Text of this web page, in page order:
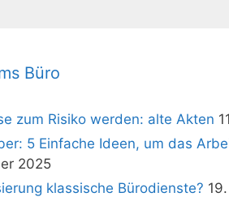
Büro
zum Risiko werden: alte Akten
5 Einfache Ideen, um das
2025
klassische Bürodienste?